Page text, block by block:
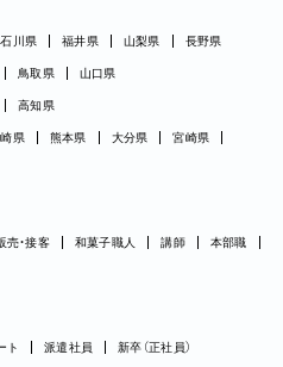
石川県 福井県 山梨県 長野県
鳥取県 山口県
高知県
県 熊本県 大分県
宮崎県
売・接客 和菓子職人 講師
本部職
ト 派遣社員 新卒（正社員）